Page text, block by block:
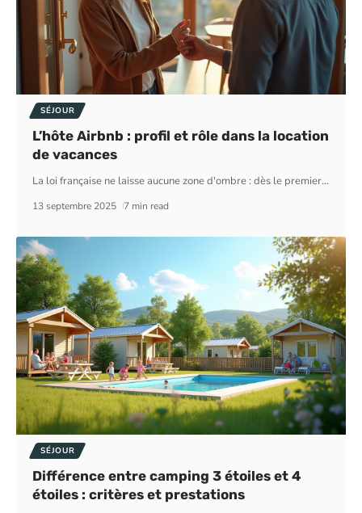
SÉJOUR
L’hôte Airbnb : profil et rôle dans la location
de vacances
La loi française ne laisse aucune zone d'ombre : dès le premier…
13 septembre 2025 7 min read
SÉJOUR
Différence entre camping 3 étoiles et 4
étoiles : critères et prestations